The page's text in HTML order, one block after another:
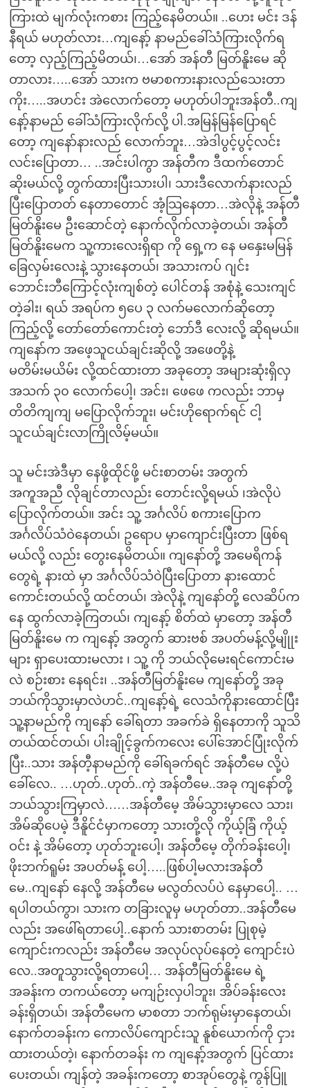
ကြားထဲ မျက်လုံးကစား ကြည့်နေမိတယ်။ ..ဟေး မင်း ဒန်
နီရယ် မဟုတ်လား…ကျနော့် နာမည်ခေါ်သံကြားလိုက်ရ
တော့ လှည့်ကြည့်မိတယ်၊…အော် အန်တီ မြတ်နိူးမေ ဆို
တာလား…..အော် သားက ဗမာစကားနားလည်သေးတာ
ကိုး…..အဟင်း အဲလောက်တော့ မဟုတ်ပါဘူးအန်တီ..ကျ
နော့်နာမည် ခေါ်သံကြားလိုက်လို့ ပါ.အမြန်မြန်ပြောရင်
တော့ ကျနော်နားလည် လောက်ဘူး…အဲဒါပွင့်ပွင့်လင်း
လင်းပြောတာ… ..အင်းပါကွာ အန်တီက ဒီထက်တောင်
ဆိုးမယ်လို့ တွက်ထားပြီးသားပါ၊ သားဒီလောက်နားလည်
ပြီးပြောတတ် နေတာတောင် အံ့သြနေတာ…အဲလိုနဲ့ အန်တီ
မြတ်နိူးမေ ဦးဆောင်တဲ့ နောက်လိုက်လာခဲ့တယ်၊ အန်တီ
မြတ်နိူးမေက သူ့ကားလေးရှိရာ ကို ရှေ့က နေ မနှေးမမြန်
ခြေလှမ်းလေးနဲ့ သွားနေတယ်၊ အသားကပ် ဂျင်း
ဘောင်းဘီကြောင့်လုံးကျစ်တဲ့ ပေါင်တန် အစုံနဲ့ သေးကျင်
တဲ့ခါး၊ ရယ် အရပ်က ၅ပေ ၃ လက်မလောက်ဆိုတော့
ကြည့်လို့ တော်တော်ကောင်းတဲ့ ဘော်ဒီ လေးလို့ ဆိုရမယ်။
ကျနော်က အဖေ့သူငယ်ချင်းဆိုလို့ အဖေတို့နဲ့
မတိမ်းမယိမ်း လို့ထင်ထားတာ အခုတော့ အများဆုံးရှိလှ
အသက် ၃၀ လောက်ပေါ့၊ အင်း၊ ဖေဖေ ကလည်း ဘာမှ
တိတိကျကျ မပြောလိုက်ဘူး၊ မင်းဟိုရောက်ရင် ငါ့
သူငယ်ချင်းလာကြိုလိမ့်မယ်။
သူ မင်းအဲဒီမှာ နေဖို့ထိုင်ဖို့ မင်းစာတမ်း အတွက်
အကူအညီ လိုချင်တာလည်း တောင်းလို့ရမယ် ၊အဲလိုပဲ
ပြောလိုက်တယ်။ အင်း သူ့ အင်္ဂလိပ် စကားပြောက
အင်္ဂလိပ်သံဝဲနေတယ်၊ ဥရောပ မှာကျောင်းပြီးတာ ဖြစ်ရ
မယ်လို့ လည်း တွေးနေမိတယ်။ ကျနော်တို့ အမေရိကန်
တွေရဲ့ နားထဲ မှာ အင်္ဂလိပ်သံဝဲပြီးပြောတာ နားထောင်
ကောင်းတယ်လို့ ထင်တယ်၊ အဲလိုနဲ့ ကျနော်တို့ လေဆိပ်က
နေ ထွက်လာခဲ့ကြတယ်၊ ကျနော့် စိတ်ထဲ မှာတော့ အန်တီ
မြတ်နိူးမေ က ကျနော့် အတွက် ဆားဗစ် အပတ်မန့်လို့မျိုုး
များ ရှာပေးထားမလား ၊ သူ့ ကို ဘယ်လိုမေးရင်ကောင်းမ
လဲ စဉ်းစား နေရင်း၊ ..အန်တီမြတ်နိူးမေ ကျနော်တို့ အခု
ဘယ်ကိုသွားမှာလဲဟင်..ကျနော့်ရဲ့ လေသံကိုနားထောင်ပြီး
သူ့နာမည်ကို ကျနော် ခေါ်ရတာ အခက်ခဲ ရှိနေတာကို သူသိ
တယ်ထင်တယ်၊ ပါးချိုင့်ခွက်ကလေး ပေါ်အောင်ပြုံးလိုက်
ပြီး..သား အန်တီ့နာမည်ကို ခေါ်ရခက်ရင် အန်တီမေ လို့ပဲ
ခေါ်လေ.. …ဟုတ်..ဟုတ်..ကဲ့ အန်တီမေ..အခု ကျနော်တို့
ဘယ်သွားကြမှာလဲ……အန်တီမေ့ အိမ်သွားမှာလေ သား၊
အိမ်ဆိုပေမဲ့ ဒီနိူင်ငံမှာကတော့ သားတို့လို ကိုယ့်ခြံ ကိုယ့်
ဝင်း နဲ့ အိမ်တော့ ဟုတ်ဘူးပေါ့၊ အန်တီမေ့ တိုက်ခန်းပေါ့၊
ဖိုးဘက်ရူမ်း အပတ်မန့် ပေါ့…..ဖြစ်ပါ့မလားအန်တီ
မေ..ကျနော် နေလို့ အန်တီမေ မလွတ်လပ်ပဲ နေမှာပေါ့.. …
ရပါတယ်ကွာ၊ သားက တခြားလူမှ မဟုတ်တာ..အန်တီမေ
လည်း အဖေါ်ရတာပေါ့..နောက် သားစာတမ်း ပြုစုမဲ့
ကျောင်းကလည်း အန်တီမေ အလုပ်လုပ်နေတဲ့ ကျောင်းပဲ
လေ..အတူသွားလို့ရတာပေါ့… အန်တီမြတ်နိူးမေ ရဲ့
အခန်းက တကယ်တော့ မကျဉ်းလှပါဘူး၊ အိပ်ခန်းလေး
ခန်းရှိတယ်၊ အန်တီမေက မာစတာ ဘက်ရုမ်းမှာနေတယ်၊
နောက်တခန်းက ကောလိပ်ကျောင်းသူ နူစ်ယောက်ကို ငှား
ထားတယ်တဲ့၊ နောက်တခန်း က ကျနော့်အတွက် ပြင်ထား
ပေးတယ်၊ ကျန်တဲ့ အခန်းကတော့ စာအုပ်တွေနဲ့ ကွန်ပြူ